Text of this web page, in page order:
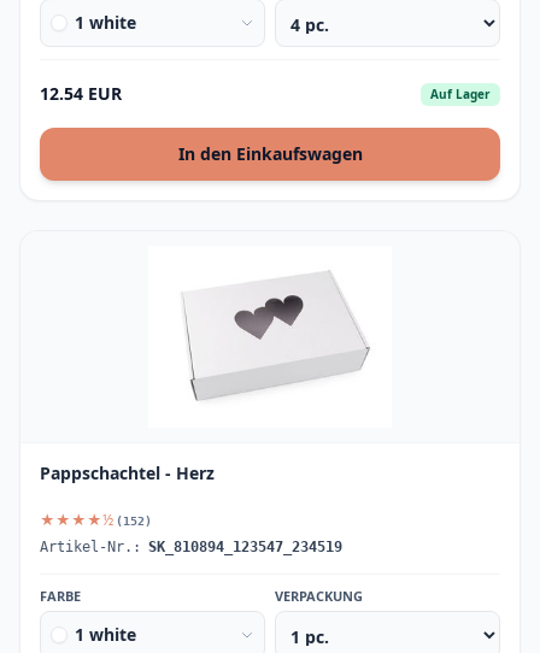
1 white
12.54 EUR Auf Lager
In den Einkaufswagen
Pappschachtel - Herz
★★★★½ (152)
Artikel-Nr.: SK_810894_123547_234519
FARBE
1 white
VERPACKUNG